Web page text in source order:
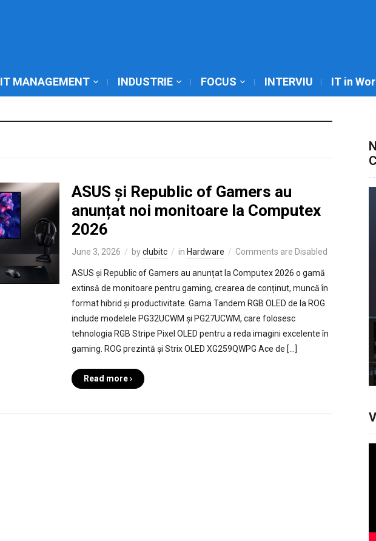
IT MANAGEMENT INDUSTRIE FOCUS INTERVIU IT in
ASUS și Republic of Gamers au
anunțat noi monitoare la Computex
2026
June 3, 2026 byclubitc in Hardware Comments are Disabled
ASUS și Republic of Gamers au anunțat la Computex 2026 o gamă
extinsă de monitoare pentru gaming, crearea de conținut, muncă în
format hibrid și productivitate. Gama Tandem RGB OLED de la ROG
include modelele PG32UCWM și PG27UCWM, care folosesc
tehnologia RGB Stripe Pixel OLED pentru a reda imagini excelente în
gaming. ROG prezintă și Strix OLED XG259QWPG Ace de […]
Read more ›